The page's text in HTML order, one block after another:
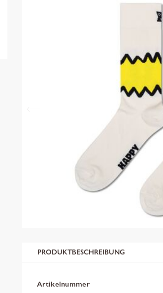
PRODUKTBESCHREIBUNG
Artikelnummer